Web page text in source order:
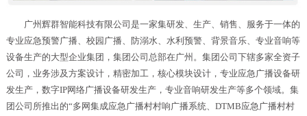
广州辉群智能科技有限公司是一家集研发、生产、销售、服务于一体的
专业应急预警广播、校园广播、防溺水、水利预警、背景音乐、专业音响等
设备生产的大型企业集团，集团公司总部在广州。集团公司下辖多家全资子
公司，业务涉及方案设计，精密加工，核心模块设计，专业应急广播设备研
发生产，数字IP网络广播设备研发生产，专业音响研发生产等多个领域。集
团公司所推出的“多网集成应急广播村村响广播系统、DTMB应急广播村村